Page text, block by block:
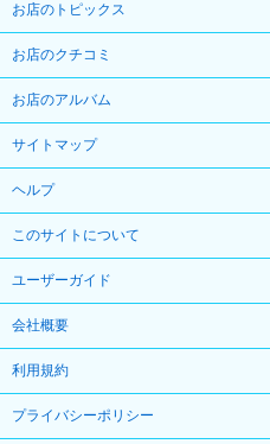
お店のトピックス
お店のクチコミ
お店のアルバム
サイトマップ
ヘルプ
このサイトについて
ユーザーガイド
会社概要
利用規約
プライバシーポリシー